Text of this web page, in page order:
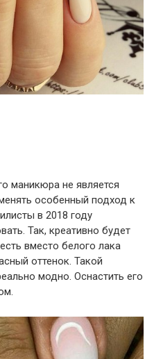
маникюра не является
особенный подход к
в 2018 году
Так, креативно будет
вместо белого лака
оттенок. Такой
модно. Оснастить его